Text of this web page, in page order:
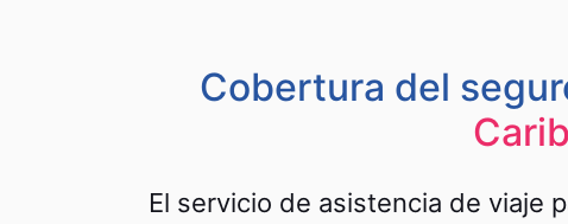
Cobertura del
El servicio de asistencia de viaje